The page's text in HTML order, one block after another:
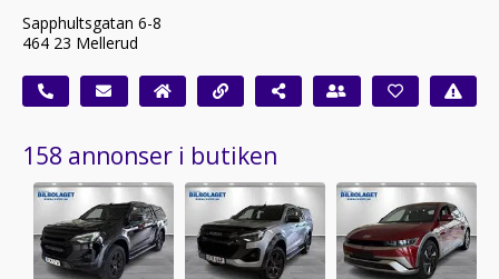
Sapphultsgatan 6-8
464 23 Mellerud
158 annonser i butiken